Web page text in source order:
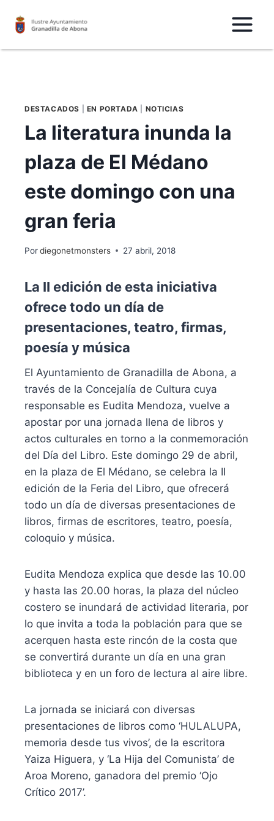
DESTACADOS EN PORTADA NOTICIAS
La literatura inunda la
plaza de El Médano
este domingo con una
gran feria
Pordiegonetmonsters 27 abril, 2018
La II edición de esta iniciativa
ofrece todo un día de
presentaciones, teatro, firmas,
poesía y música
El Ayuntamiento de Granadilla de Abona, a
través de la Concejalía de Cultura cuya
responsable es Eudita Mendoza, vuelve a
apostar por una jornada llena de libros y
actos culturales en torno a la conmemoración
del Día del Libro. Este domingo 29 de abril,
en la plaza de El Médano, se celebra la II
edición de la Feria del Libro, que ofrecerá
todo un día de diversas presentaciones de
libros, firmas de escritores, teatro, poesía,
coloquio y música.
Eudita Mendoza explica que desde las 10.00
y hasta las 20.00 horas, la plaza del núcleo
costero se inundará de actividad literaria, por
lo que invita a toda la población para que se
acerquen hasta este rincón de la costa que
se convertirá durante un día en una gran
biblioteca y en un foro de lectura al aire libre.
La jornada se iniciará con diversas
presentaciones de libros como ‘HULALUPA,
memoria desde tus vivos’, de la escritora
Yaiza Higuera, y ‘La Hija del Comunista’ de
Aroa Moreno, ganadora del premio ‘Ojo
Crítico 2017’.